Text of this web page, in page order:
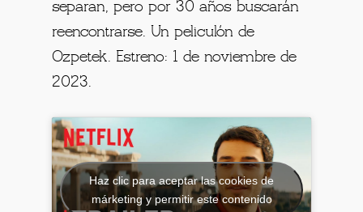
separan, pero por 30 años buscarán
reencontrarse. Un peliculón de
Ozpetek. Estreno: 1 de noviembre de
2023.
Haz clic para aceptar las cookies de
márketing y permitir este contenido